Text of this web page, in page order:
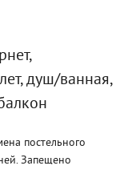
душ/ванная,
постельного
Запещено